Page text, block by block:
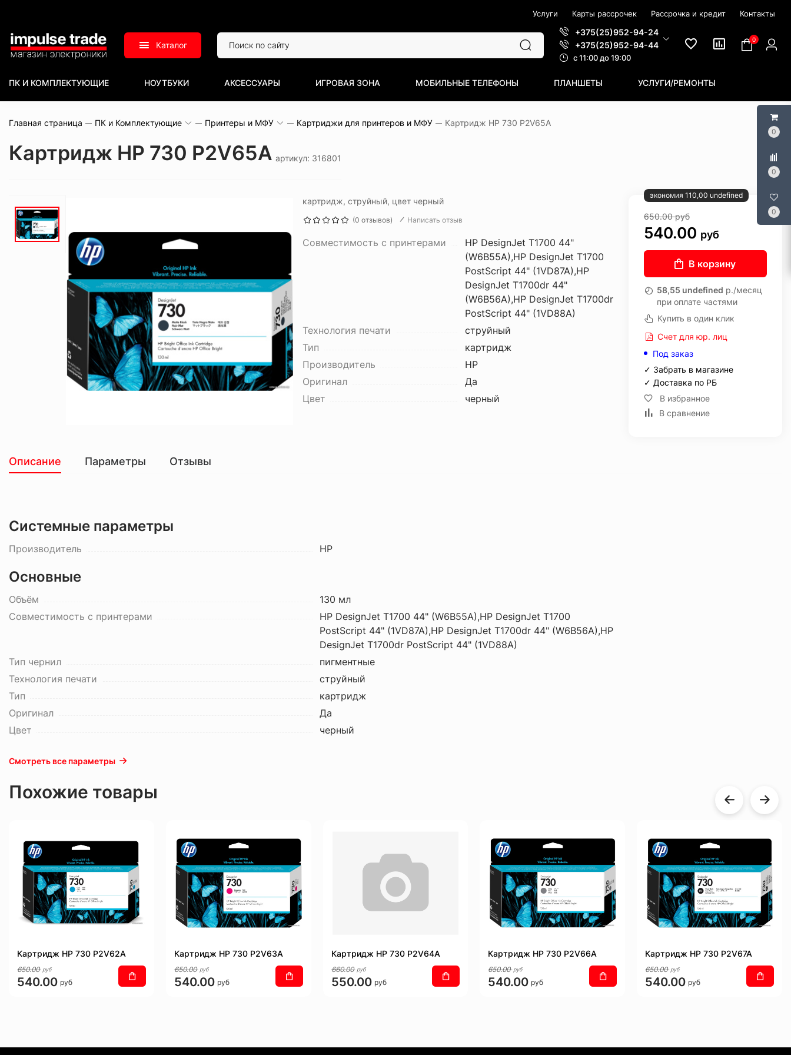
0
0
0
Услуги Карты рассрочек Рассрочка и кредит Контакты
Каталог
+375(25)952-94-24
+375(25)952-94-44
c 11:00 до 19:00
0
ПК И КОМПЛЕКТУЮЩИЕ НОУТБУКИ АКСЕССУАРЫ ИГРОВАЯ ЗОНА МОБИЛЬНЫЕ ТЕЛЕФОНЫ ПЛАНШЕТЫ УСЛУГИ/РЕМОНТЫ
Главная страница ПК и Комплектующие Принтеры и МФУ Картриджи для принтеров и МФУ Картридж HP 730 P2V65A
Картридж HP 730 P2V65A артикул: 316801
картридж, струйный, цвет черный
(0 отзывов) Написать отзыв
Совместимость с принтерами
HP DesignJet T1700 44"
(W6B55A),HP DesignJet T1700
PostScript 44" (1VD87A),HP
DesignJet T1700dr 44"
(W6B56A),HP DesignJet T1700dr
PostScript 44" (1VD88A)
Технология печати
струйный
Тип
картридж
Производитель
HP
Оригинал
Да
Цвет
черный
экономия 110,00 undefined
650.00руб
540.00 руб
В корзину
58,55 undefined р./месяц
при оплате частями
Купить в один клик
Счет для юр. лиц
Под заказ
✓ Забрать в магазине
✓ Доставка по РБ
В избранное
В сравнение
Описание Параметры Отзывы
Системные параметры
Производитель HP
Основные
Объём
130 мл
Совместимость с принтерами
HP DesignJet T1700 44" (W6B55A),HP DesignJet T1700
PostScript 44" (1VD87A),HP DesignJet T1700dr 44" (W6B56A),HP
DesignJet T1700dr PostScript 44" (1VD88A)
Тип чернил
пигментные
Технология печати
струйный
Тип
картридж
Оригинал
Да
Цвет
черный
Смотреть все параметры
Похожие товары
Картридж HP 730 P2V62A
650.00 руб
540.00 руб
Картридж HP 730 P2V63A
650.00 руб
540.00 руб
Картридж HP 730 P2V64A
660.00 руб
550.00 руб
Картридж HP 730 P2V66A
650.00 руб
540.00 руб
Картридж HP 730 P2V67A
650.00 руб
540.00 руб